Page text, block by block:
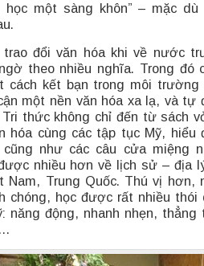
học một sàng khôn” – mặc dù
đổi văn hóa khi về nước
theo nhiều nghĩa. Trong đó
cách kết bạn trong môi trường
một nền văn hóa xa lạ, và tự
thức không chỉ đến từ sách
hóa cùng các tập tục Mỹ, hiểu
cũng như các câu cửa miệng
nhiều hơn về lịch sử – địa
Nam, Trung Quốc. Thú vị hơn,
chóng, học được rất nhiều thói
năng động, nhanh nhẹn, thẳng